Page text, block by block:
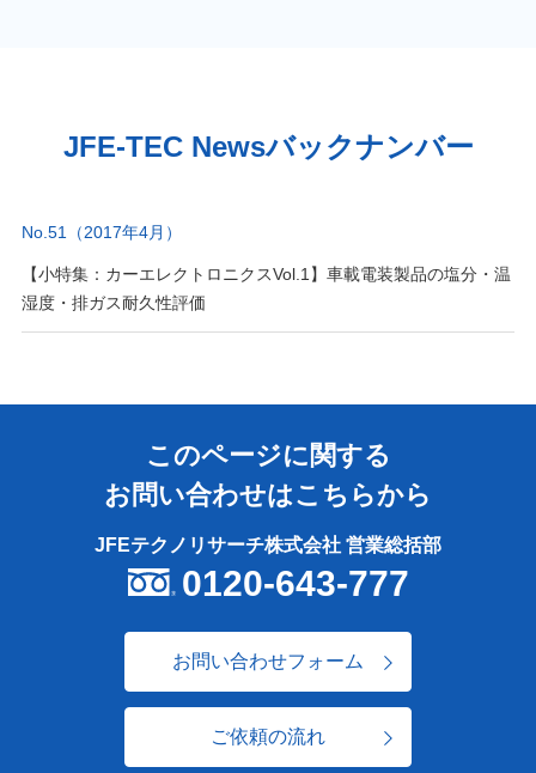
JFE-TEC Newsバックナンバー
No.51（2017年4月）
【小特集：カーエレクトロニクスVol.1】車載電装製品の塩分・温
湿度・排ガス耐久性評価
このページに関する
お問い合わせはこちらから
JFEテクノリサーチ株式会社 営業総括部
0120-643-777
お問い合わせフォーム
ご依頼の流れ